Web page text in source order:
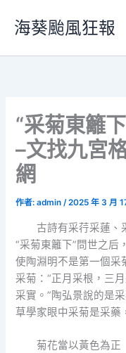
要
海葵颱風狂報
“采菊東籬
–文找九宮
網
作者:admin/2025 年 3 月
古詩有采荇采蓮、
“采菊東籬下”問世之后
使陶淵明不是第一個采
采菊：“正月采根，三
采實。”陶弘景說的是
草學家眼中采菊是采藥
菊花當以黃色為正